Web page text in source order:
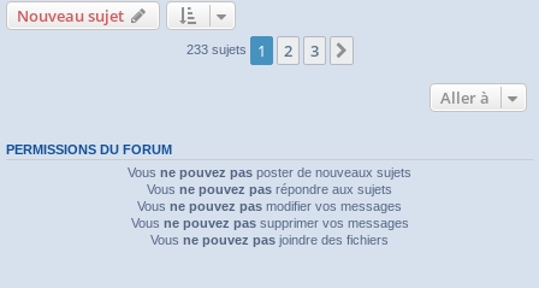
Nouveau sujet
233 sujets 1 2 3
Aller à
PERMISSIONS DU FORUM
Vous ne pouvez pas poster de nouveaux sujets
Vous ne pouvez pas répondre aux sujets
Vous ne pouvez pas modifier vos messages
Vous ne pouvez passupprimer vos messages
Vous ne pouvez pas joindre des fichiers